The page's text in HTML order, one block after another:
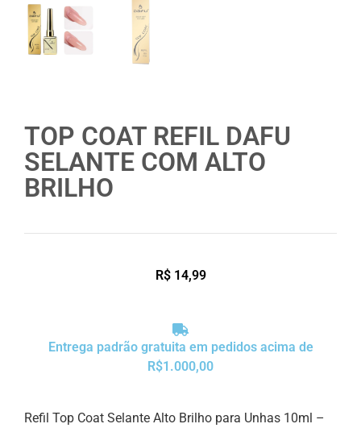
TOP COAT REFIL DAFU
SELANTE COM ALTO
BRILHO
R$14,99
Entrega padrão gratuita em pedidos acima de
R$1.000,00
Refil Top Coat Selante Alto Brilho para Unhas 10ml –